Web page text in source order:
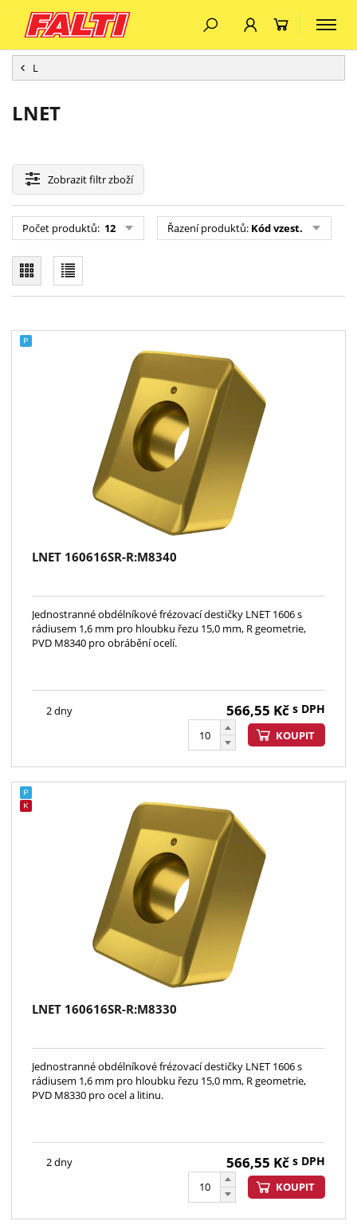
L
LNET
Zobrazitfiltr zboží
Počet produktů: 12 Řazení produktů: Kód vzest.
LNET 160616SR-R:M8340
Jednostranné obdélníkové frézovací destičky LNET 1606 s
rádiusem 1,6 mm pro hloubku řezu 15,0 mm, R geometrie,
PVD M8340 pro obrábění ocelí.
2 dny 566,55 Kč s DPH
KOUPIT
LNET 160616SR-R:M8330
Jednostranné obdélníkové frézovací destičky LNET 1606 s
rádiusem 1,6 mm pro hloubku řezu 15,0 mm, R geometrie,
PVD M8330 pro ocel a litinu.
2 dny 566,55 Kč s DPH
KOUPIT